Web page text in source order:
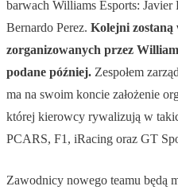
barwach Williams Esports: Javier
Bernardo Perez. Kolejni
zorganizowanych przez
podane później. Zespołem
ma na swoim koncie założenie
której kierowcy rywalizują w
PCARS, F1, iRacing oraz GT
Zawodnicy nowego teamu będą